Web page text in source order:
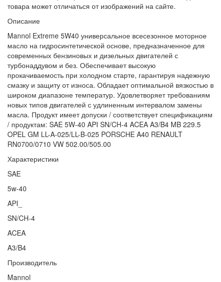
товара может отличаться от изображений на сайте.
Описание
Mannol Extreme 5W40 универсальное всесезонное моторное
масло на гидросинтетической основе, предназначенное для
современных бензиновых и дизельных двигателей с
турбонаддувом и без. Обеспечивает высокую
прокачиваемость при холодном старте, гарантируя надежную
смазку и защиту от износа. Обладает оптимальной вязкостью в
широком диапазоне температур. Удовлетворяет требованиям
новых типов двигателей с удлиненным интервалом замены
масла. Продукт имеет допуски / соответствует спецификациям
/ продуктам: SAE 5W-40 API SN/CH-4 ACEA A3/B4 MB 229.5
OPEL GM LL-A-025/LL-B-025 PORSCHE A40 RENAULT
RN0700/0710 VW 502.00/505.00
Характеристики
SAE
5w-40
API_
SN/CH-4
ACEA
A3/B4
Производитель
Mannol